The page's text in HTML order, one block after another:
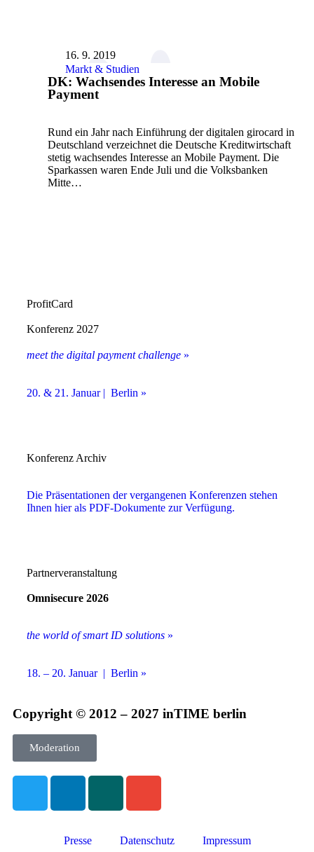
16. 9. 2019
Markt & Studien
DK: Wachsendes Interesse an Mobile
Payment
Rund ein Jahr nach Einführung der digitalen girocard in
Deutschland verzeichnet die Deutsche Kreditwirtschaft
stetig wachsendes Interesse an Mobile Payment. Die
Sparkassen waren Ende Juli und die Volksbanken
Mitte…
ProfitCard
Konferenz 2027
meet the digital payment challenge »
20. & 21. Januar | Berlin »
Konferenz Archiv
Die Präsentationen der vergangenen Konferenzen stehen
Ihnen hier als PDF-Dokumente zur Verfügung.
Partnerveranstaltung
Omnisecure 2026
the world of smart ID solutions »
18. – 20. Januar | Berlin »
Copyright © 2012 – 2027 inTIME berlin
Moderation
Presse Datenschutz Impressum